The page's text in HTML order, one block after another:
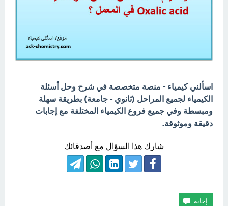
اسألني كيمياء - منصة متخصصة في شرح وحل أسئلة
الكيمياء لجميع المراحل (ثانوي - جامعة) بطريقة سهلة
ومبسطة وفي جميع فروع الكيمياء المختلفة مع إجابات
دقيقة وموثوقة.
شارك هذا السؤال مع أصدقائك